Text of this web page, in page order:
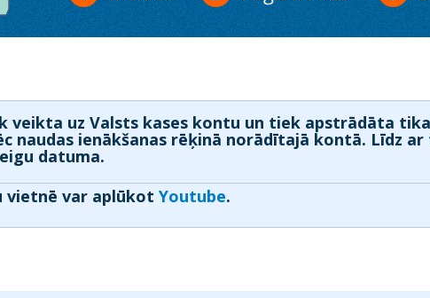
veikta uz Valsts kases kontu un tiek apstrādāta
ienākšanas rēķinā norādītajā kontā. Līdz ar
datuma.
vietnē var aplūkot Youtube.